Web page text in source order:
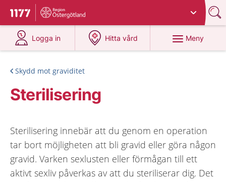
Till startsidan för 1177
Du har valt region
Logga in
på 1177.se
Hitta vård
på 1177.se
Meny
Skydd mot graviditet
Sterilisering
Sterilisering innebär att du genom en operation
tar bort möjligheten att bli gravid eller göra någon
gravid. Varken sexlusten eller förmågan till ett
aktivt sexliv påverkas av att du steriliserar dig. Det